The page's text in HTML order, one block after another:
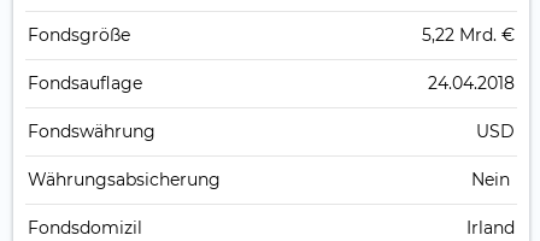
Fonds­größe 5,22 Mrd. €
Fonds­auflage 24.04.2018
Fonds­währung USD
Währungsabsicherung Nein
Fondsdomizil Irland